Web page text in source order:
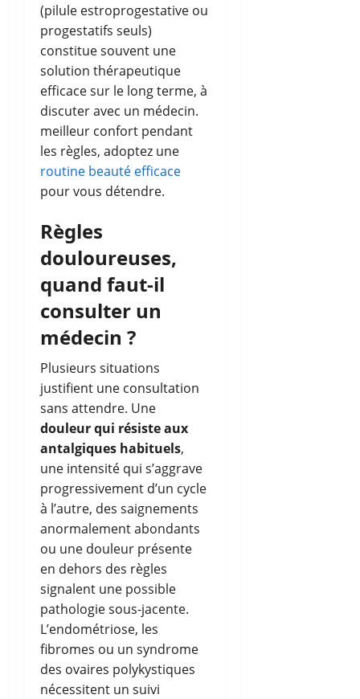
(pilule estroprogestative ou
progestatifs seuls)
constitue souvent une
solution thérapeutique
efficace sur le long terme, à
discuter avec un médecin.
meilleur confort pendant
les règles, adoptez une
routine beauté efficace
pour vous détendre.
Règles
douloureuses,
quand faut-il
consulter un
médecin ?
Plusieurs situations
justifient une consultation
sans attendre. Une
douleur qui résiste aux
antalgiques habituels,
une intensité qui s’aggrave
progressivement d’un cycle
à l’autre, des saignements
anormalement abondants
ou une douleur présente
en dehors des règles
signalent une possible
pathologie sous-jacente.
L’endométriose, les
fibromes ou un syndrome
des ovaires polykystiques
nécessitent un suivi